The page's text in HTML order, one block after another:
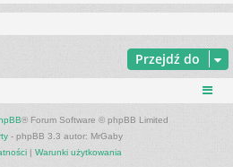
Przejdź do
® Forum Software © phpBB Limited
- phpBB 3.3 autor: MrGaby
| Warunki użytkowania